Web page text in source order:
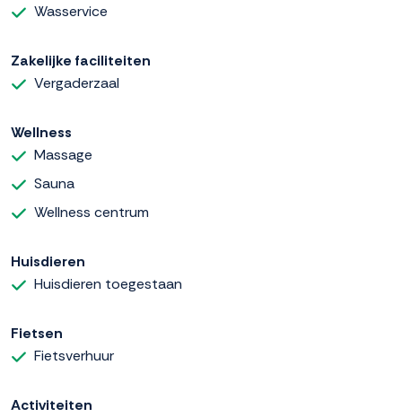
Wasservice
Zakelijke faciliteiten
Vergaderzaal
Wellness
Massage
Sauna
Wellness centrum
Huisdieren
Huisdieren toegestaan
Fietsen
Fietsverhuur
Activiteiten